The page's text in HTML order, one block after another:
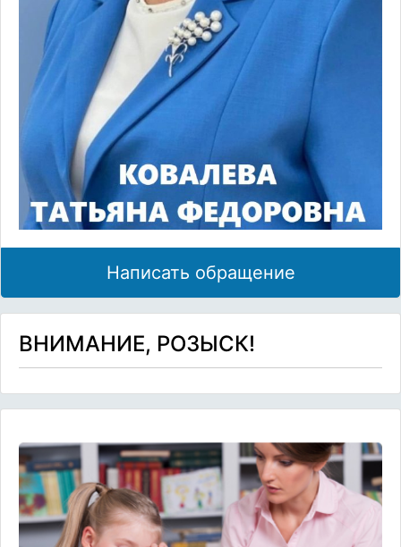
Написать обращение
ВНИМАНИЕ, РОЗЫСК!